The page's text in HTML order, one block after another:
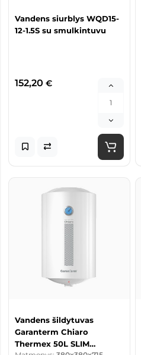
Vandens siurblys WQD15-
12-1.5S su smulkintuvu
152,20 €
Vandens šildytuvas
Garanterm Chiaro
Thermex 50L SLIM